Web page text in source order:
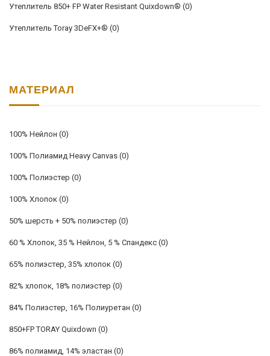
Утеплитель 850+ FP Water Resistant Quixdown® (0)
Утеплитель Toray 3DeFX+® (0)
МАТЕРИАЛ
100% Нейлон (0)
100% Полиамид Heavy Canvas (0)
100% Полиэстер (0)
100% Хлопок (0)
50% шерсть + 50% полиэстер (0)
60 % Хлопок, 35 % Нейлон, 5 % Спандекс (0)
65% полиэстер, 35% хлопок (0)
82% хлопок, 18% полиэстер (0)
84% Полиэстер, 16% Полиуретан (0)
850+FP TORAY Quixdown (0)
86% полиамид, 14% эластан (0)